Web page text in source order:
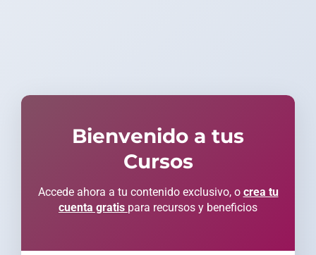
Bienvenido a tus
Cursos
Accede ahora a tu contenido exclusivo, o crea tu
cuenta gratis para recursos y beneficios